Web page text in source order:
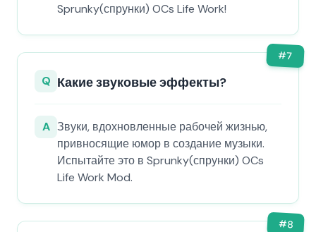
Sprunky(спрунки) OCs Life Work!
#7
Q Какие звуковые эффекты?
A Звуки, вдохновленные рабочей жизнью,
привносящие юмор в создание музыки.
Испытайте это в Sprunky(спрунки) OCs
Life Work Mod.
#8